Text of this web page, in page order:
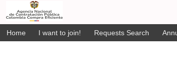
Home I want to join! Requests Search